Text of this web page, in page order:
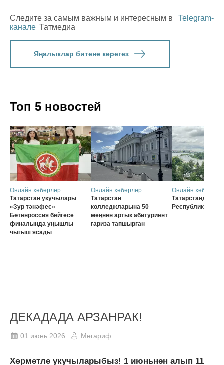
Следите за самым важным и интересным в
Telegram-
канале Татмедиа
Яңалыклар битенә керегез
Топ 5 новостей
Онлайн хәбәрләр
Татарстан укучылары
«Зур тәнәфес»
Бөтенроссия бәйгесе
финалында уңышлы
чыгыш ясады
Онлайн хәбәрләр
Татарстан
колледжларына 50
меңнән артык абитуриент
гариза тапшырган
Онлайн хәбәрләр
Татарстанда 30
Республика көне
ДЕКАДАДА АРЗАНРАК!
01 июнь 2026 Мәгариф
Хөрмәтле укучыларыбыз! 1 июньнән алып 11